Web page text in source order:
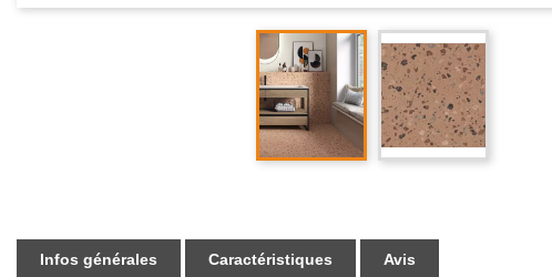
Infos générales Caractéristiques Avis